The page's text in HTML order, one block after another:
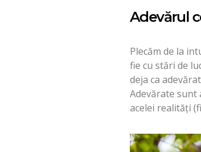
Adevărul
Plecăm de la
fie cu stări de
deja ca
Adevărate sunt
acelei realităţi